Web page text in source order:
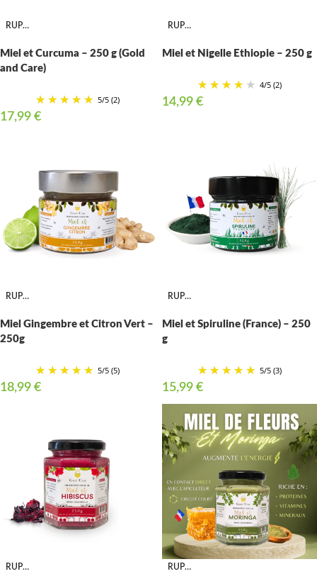
RUPTURE
Miel et Curcuma – 250 g (Gold
and Care)
5/5 (2)
17,99 €
RUPTURE
Miel et Nigelle Ethiopie – 250 g
4/5 (2)
14,99 €
RUPTURE
Miel Gingembre et Citron Vert –
250g
5/5 (5)
18,99 €
RUPTURE
Miel et Spiruline (France) – 250
g
5/5 (3)
15,99 €
RUPTURE RUPTURE